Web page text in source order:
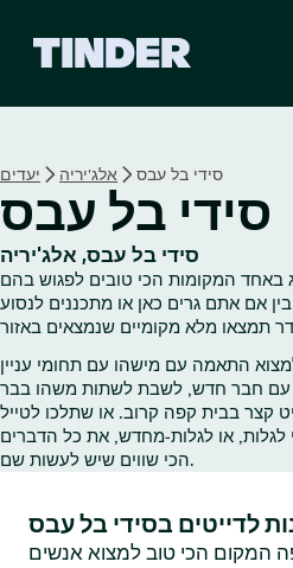
ת
ש
ט
י
נ
ד
יעדים אלג'יריה סידי בל עבס
סידי בל עבס
סידי בל עבס, אלג'יריה
באחד המקומות הכי טובים לפגוש בהם
אם אתם גרים כאן או מתכננים לנסוע
התאמה עם מישהו עם תחומי עניין
עם חבר חדש, לשבת לשתות משהו בבר
קצר בבית קפה קרוב. או שתלכו לטייל
לגלות, או לגלות‑מחדש, את כל הדברים
הכי שווים שיש לעשות שם.
המקום הכי טוב למצוא אנשים